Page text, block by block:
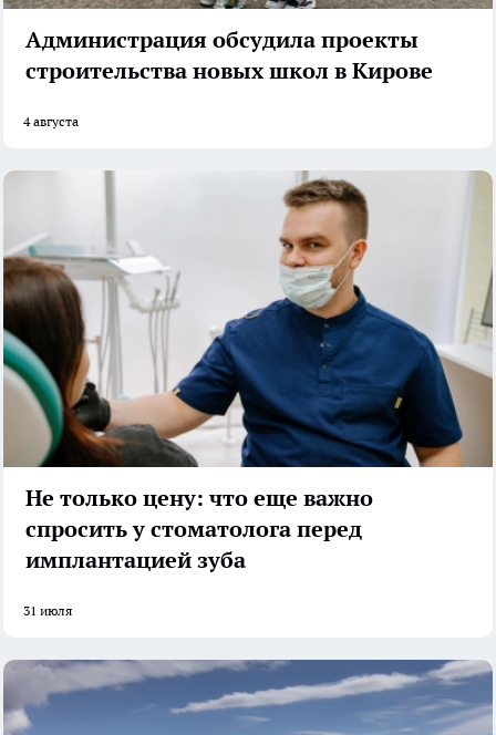
Администрация обсудила проекты
строительства новых школ в Кирове
4 августа
Не только цену: что еще важно
спросить у стоматолога перед
имплантацией зуба
31 июля